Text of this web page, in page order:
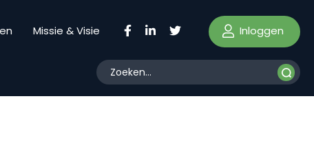
Missie & Visie Inloggen